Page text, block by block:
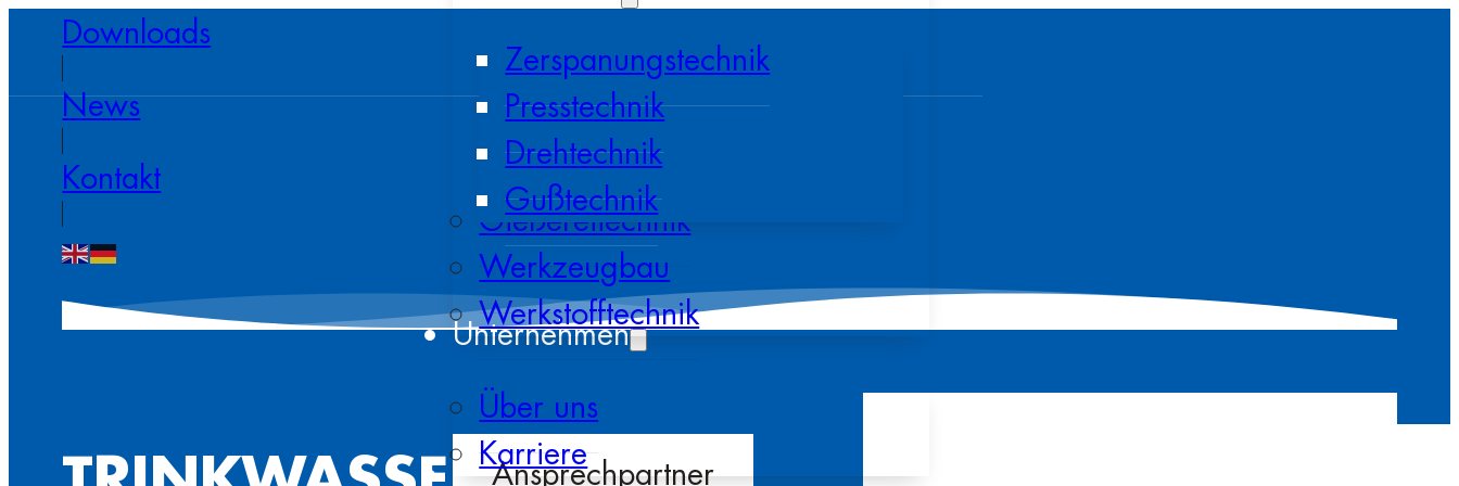
Downloads
News
Kontakt
Zerspanungstechnik
Presstechnik
Drehtechnik
Gußtechnik
Gießereitechnik
Werkzeugbau
Werkstofftechnik
Unternehmen
Über uns
Karriere
Ansprechpartner